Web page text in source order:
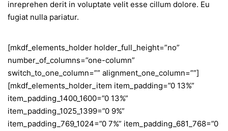
inreprehen derit in voluptate velit esse cillum dolore. Eu
fugiat nulla pariatur.
[mkdf_elements_holder holder_full_height=”no”
number_of_columns=”one-column”
switch_to_one_column=”” alignment_one_column=””]
[mkdf_elements_holder_item item_padding=”0 13%”
item_padding_1400_1600=”0 13%”
item_padding_1025_1399=”0 9%”
item_padding_769_1024=”0 7%” item_padding_681_768=”0